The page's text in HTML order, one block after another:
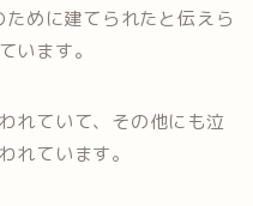
めに建てられたと伝えら
います。
れていて、その他にも泣
れています。